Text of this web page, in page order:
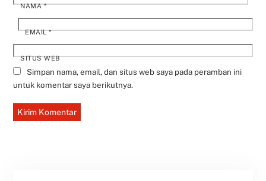
NAMA*
EMAIL*
SITUS WEB
Simpan nama, email, dan situs web saya pada peramban ini
untuk komentar saya berikutnya.